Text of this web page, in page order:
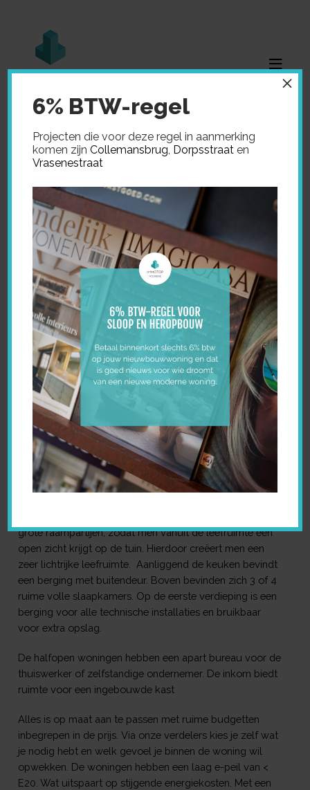
»Verkocht »Prinsenstraat 55 – Stekene
PRINSENSTRAAT 55 –
STEKENE
VERKOCHT
INTERESSE? NEEM CONTACT
OP!
1 open en 2 halfopen luxe woningen in de regio Stekene
gelegen in een landelijke omgeving met vlotte
bereikbaarheid van winkels, scholen en openbaar
vervoer. De woningen liggen op 1 km van centrum
Stekene. Alle hebben een ruime tuin vrij in te delen met
speelruimte of groenaanleg. Achter de woning is een
terrasruimte uit te bereiden dieper in het tuin gedeelte
indien gewenst. Alle woningen hebben de optie voor een
carport naast de woning.
grote raampartijen, zodat men vanuit de leefruimte een
open zicht krijgt op de tuin. Hierdoor creëert men een
zeer lichtrijke leefruimte. Aanliggend de keuken bevindt
een berging met buitendeur. Boven bevinden zich 3 of 4
ruime volle slaapkamers. Op de eerste verdieping is een
berging voor alle technische installaties en bruikbaar
voor extra opslag.
De halfopen woningen hebben een apart bureau voor de
thuiswerker of zelfstandige ondernemer. De inkom biedt
ruimte voor een ingebouwde kast
Alles is op maat aan te passen met ruime budgetten
inbegrepen in de prijs. Via onze verdelers kies je zelf wat
je nodig hebt en welk gevoel je binnen de woning wil
opwekken. De woningen hebben een laag e-peil van <
E20. Wat uitspaart op stijgende energiekosten. Met een
6% BTW-regel
Projecten die voor deze regel in aanmerking
komen zijnCollemansbrug, Dorpsstraat en
Vrasenestraat
×